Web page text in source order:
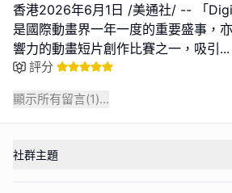
香港2026年6月1日 /美通社/ -- 「
是國際動畫界一年一度的重要盛事，
響力的動畫短片創作比賽之一，吸引...
評分
顯示所有留言(1)...
社群主題